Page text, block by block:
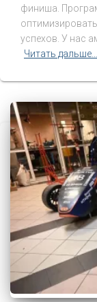
финиша.
успехов. У нас
Читать дальше…